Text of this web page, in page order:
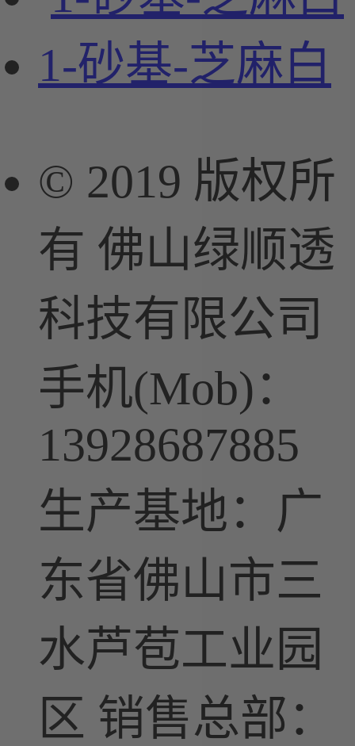
1-砂基-芝麻白
© 2019 版权所
有 佛山绿顺透
科技有限公司
手机(Mob)：
13928687885
生产基地：广
东省佛山市三
水芦苞工业园
区 销售总部：